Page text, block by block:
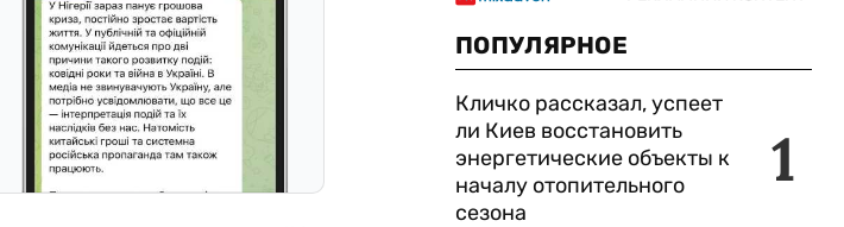
ПОПУЛЯРНОЕ
1
Кличко рассказал, успеет
ли Киев восстановить
энергетические объекты к
началу отопительного
сезона